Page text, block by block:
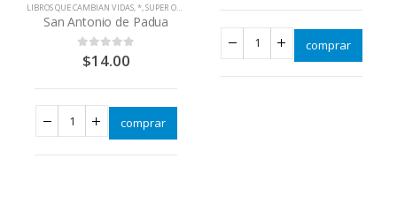
LIBROS QUE CAMBIAN VIDAS,*,SUPER OFERTAS
San Antonio de Padua
out of 5
$14.00
comprar
comprar